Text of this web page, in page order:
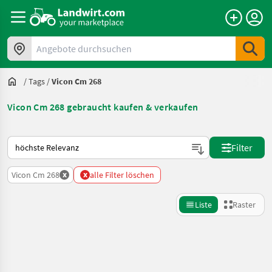
Angebote durchsuchen
/Tags /Vicon Cm 268
Vicon Cm 268 gebraucht kaufen & verkaufen
So wird auf Landwirt.com sortiert
Filter
Vicon Cm 268 x x alle Filter löschen
Liste Raster